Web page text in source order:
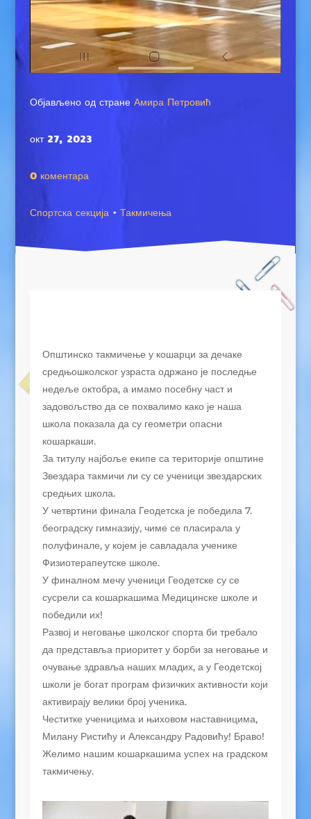
Објављено од стране Амира Петровић
окт 27, 2023
0 коментара
Спортска секција · Такмичења
Општинско такмичење у кошарци за дечаке
средњошколског узраста одржано је последње
недеље октобра, а имамо посебну част и
задовољство да се похвалимо како је наша
школа показала да су геометри опасни
кошаркаши.
За титулу најбоље екипе са територије општине
Звездара такмичи ли су се ученици звездарских
средњих школа.
У четвртини финала Геодетска је победила 7.
београдску гимназију, чиме се пласирала у
полуфинале, у којем је савладала ученике
Физиотерапеутске школе.
У финалном мечу ученици Геодетске су се
сусрели са кошаркашима Медицинске школе и
победили их!
Развој и неговање школског спорта би требало
да представља приоритет у борби за неговање и
очување здравља наших младих, а у Геодетској
школи је богат програм физичких активности који
активирају велики број ученика.
Честитке ученицима и њиховом наставницима,
Милану Ристићу и Александру Радовићу! Браво!
Желимо нашим кошаркашима успех на градском
такмичењу.